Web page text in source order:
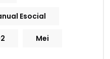
Esocial
Mei